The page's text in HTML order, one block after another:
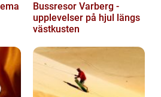
Bussresor Varberg -
upplevelser på hjul längs
västkusten